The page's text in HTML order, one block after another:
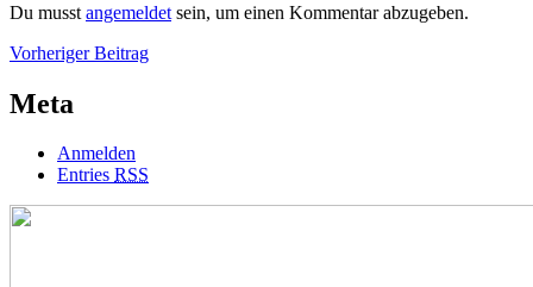
Du musst angemeldet sein, um einen Kommentar abzugeben.
Beitragsnavigation
Vorheriger BeitragVorheriger
Meta
Anmelden
Entries RSS